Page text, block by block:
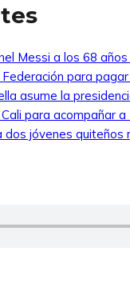
Messi a los 68
para
asume la
para acompañar
dos jóvenes